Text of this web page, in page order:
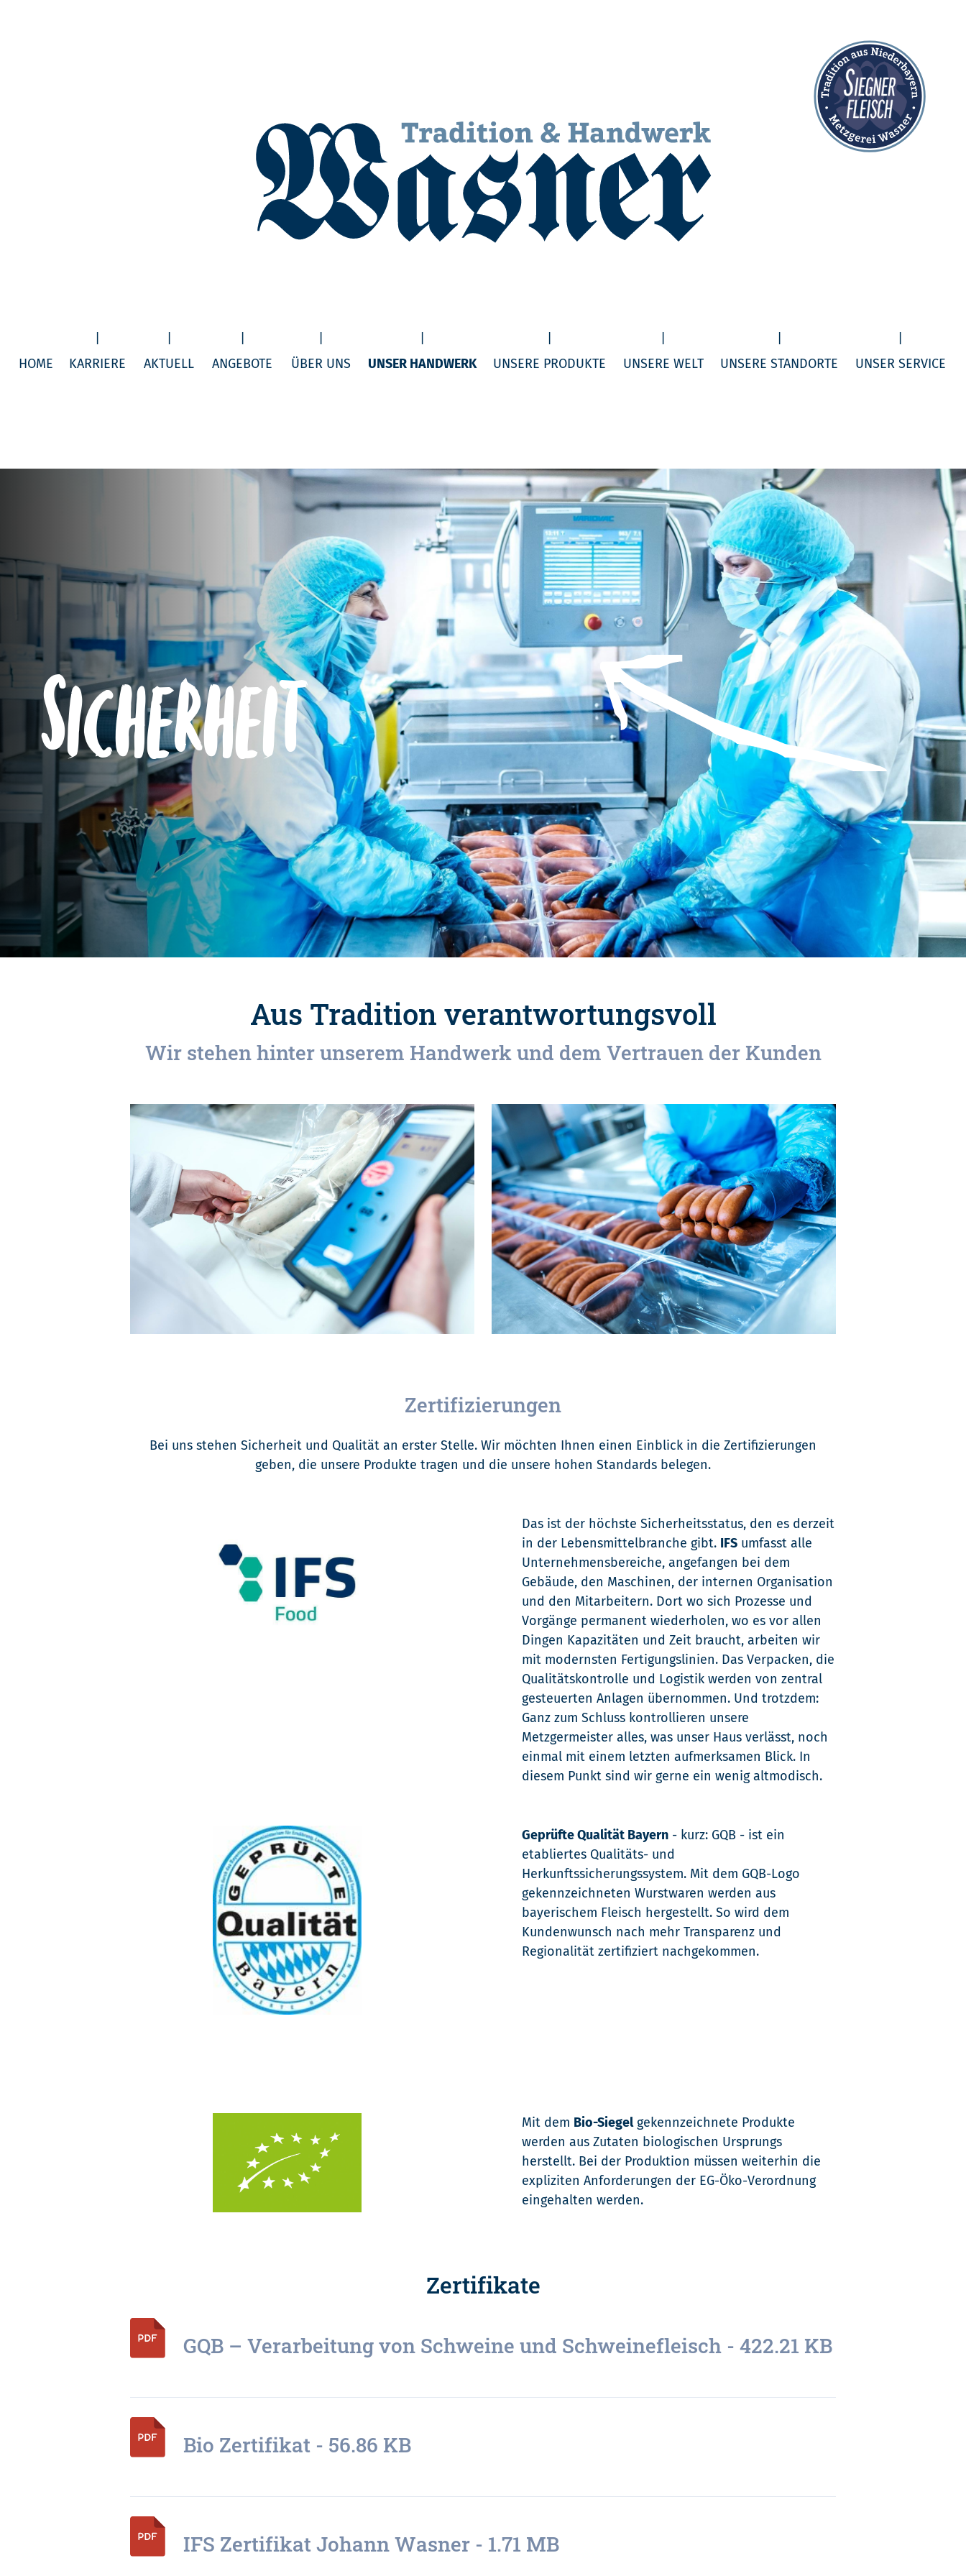
HOME KARRIERE AKTUELL ANGEBOTE ÜBER UNS UNSER HANDWERK UNSERE PRODUKTE UNSERE WELT UNSERE STANDORTE UNSER SERVICE
Sicherheit
Aus Tradition verantwortungsvoll
Wir stehen hinter unserem Handwerk und dem Vertrauen der Kunden
Zertifizierungen
Bei uns stehen Sicherheit und Qualität an erster Stelle. Wir möchten Ihnen einen Einblick in die Zertifizierungen
geben, die unsere Produkte tragen und die unsere hohen Standards belegen.
Das ist der höchste Sicherheitsstatus, den es derzeit
in der Lebensmittelbranche gibt. IFSumfasst alle
Unternehmensbereiche, angefangen bei dem
Gebäude, den Maschinen, der internen Organisation
und den Mitarbeitern. Dort wo sich Prozesse und
Vorgänge permanent wiederholen, wo es vor allen
Dingen Kapazitäten und Zeit braucht, arbeiten wir
mit modernsten Fertigungslinien. Das Verpacken, die
Qualitätskontrolle und Logistik werden von zentral
gesteuerten Anlagen übernommen. Und trotzdem:
Ganz zum Schluss kontrollieren unsere
Metzgermeister alles, was unser Haus verlässt, noch
einmal mit einem letzten aufmerksamen Blick. In
diesem Punkt sind wir gerne ein wenig altmodisch.
Geprüfte Qualität Bayern- kurz: GQB - ist ein
etabliertes Qualitäts- und
Herkunftssicherungssystem. Mit dem GQB-Logo
gekennzeichneten Wurstwaren werden aus
bayerischem Fleisch hergestellt. So wird dem
Kundenwunsch nach mehr Transparenz und
Regionalität zertifiziert nachgekommen.
Mit dem Bio-Siegelgekennzeichnete Produkte
werden aus Zutaten biologischen Ursprungs
herstellt. Bei der Produktion müssen weiterhin die
expliziten Anforderungen der EG-Öko-Verordnung
eingehalten werden.
Zertifikate
GQB – Verarbeitung von Schweine und Schweinefleisch - 422.21 KB
Bio Zertifikat - 56.86 KB
IFS Zertifikat Johann Wasner - 1.71 MB